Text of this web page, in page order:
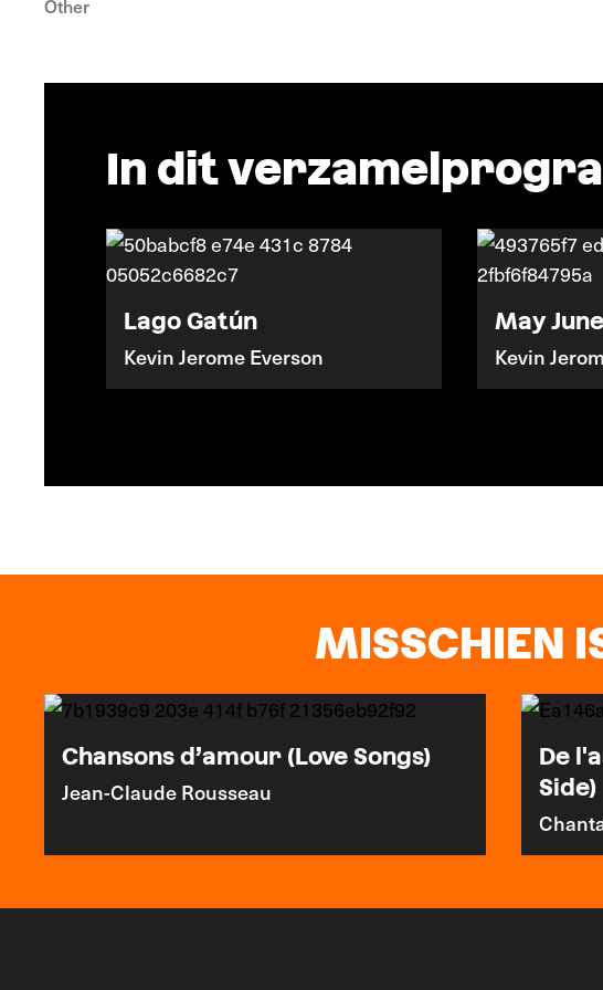
Other
In dit
Lago Gatún
Kevin Jerome Everson
May
Kevin
MISSCHIEN
Chansons d’amour (Love Songs)
Jean-Claude Rousseau
De
Side)